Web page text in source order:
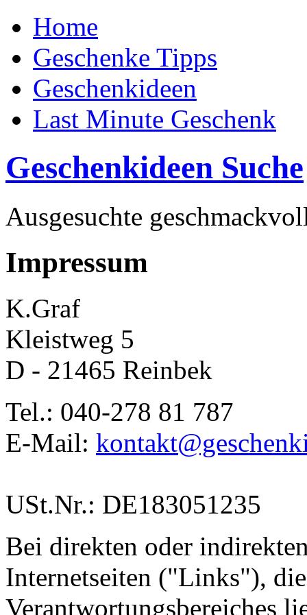
Home
Geschenke Tipps
Geschenkideen
Last Minute Geschenk
Geschenkideen Suche
Ausgesuchte
Impressum
K.Graf
Kleistweg 5
D - 21465 Reinbek
Tel.: 040-278 81 787
E-Mail:
USt.Nr.: DE183051235
Bei direkten oder
Internetseiten ("Links"),
Verantwortungsbereiches